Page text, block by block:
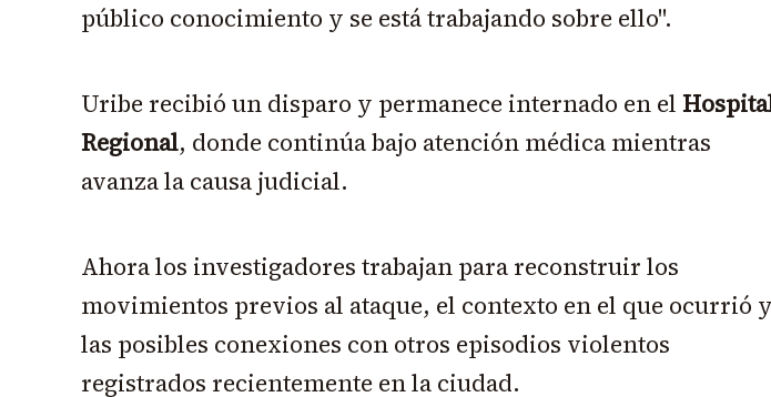
público conocimiento y se está trabajando sobre ello".
Uribe recibió un disparo y permanece internado en el
Regional, donde continúa bajo atención médica mientras
avanza la causa judicial.
Ahora los investigadores trabajan para reconstruir los
movimientos previos al ataque, el contexto en el que ocurrió y
las posibles conexiones con otros episodios violentos
registrados recientemente en la ciudad.